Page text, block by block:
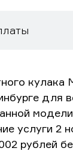
кулака
для
услуги 2
рублей